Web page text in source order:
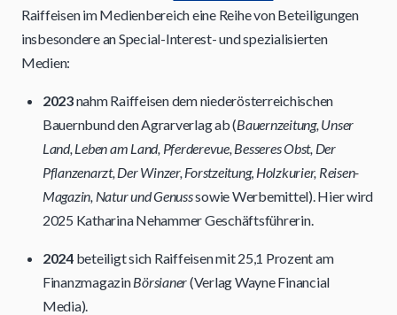
Raiffeisen im Medienbereich eine Reihe von Beteiligungen
insbesondere an Special-Interest- und spezialisierten
Medien:
2023nahm Raiffeisen dem niederösterreichischen
Bauernbund den Agrarverlag ab (Bauernzeitung, Unser
Land, Leben am Land, Pferderevue, Besseres Obst, Der
Pflanzenarzt, Der Winzer, Forstzeitung, Holzkurier, Reisen-
Magazin, Natur und Genusssowie Werbemittel). Hier wird
2025 Katharina Nehammer Geschäftsführerin.
2024 beteiligt sich Raiffeisen mit 25,1 Prozent am
FinanzmagazinBörsianer(Verlag Wayne Financial
Media).